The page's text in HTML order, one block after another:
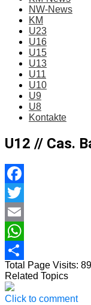
NW-News
KM
U23
U16
U15
U13
U11
U10
U9
U8
Kontakte
U12 // Cas.
Facebook
Twitter
Email
WhatsApp
Teilen
Total Page Visits:
Related Topics
Click to comment